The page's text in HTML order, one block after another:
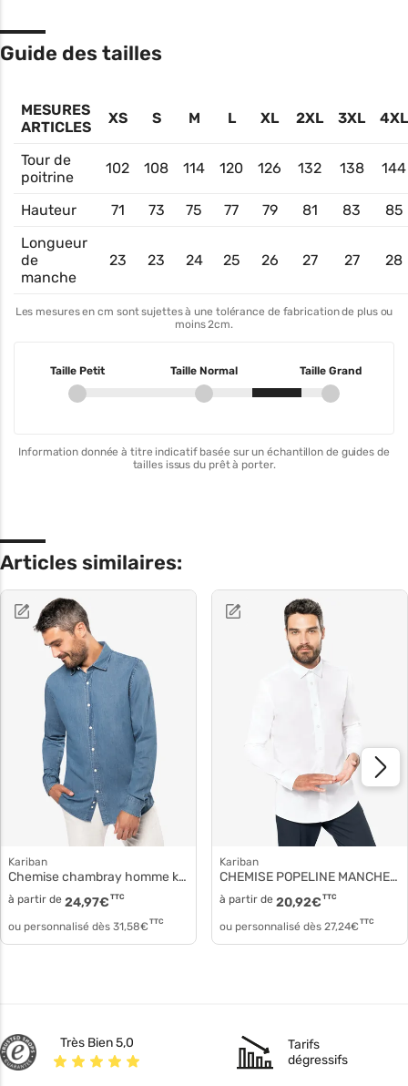
Guide des tailles
MESURES
ARTICLES
XS S M L XL 2XL 3XL 4XL
Tour de
poitrine
102 108 114 120 126 132 138 144
Hauteur 71 73 75 77 79 81 83
85
Longueur
de
manche
23 23 24 25 26 27 27 28
Les mesures en cm sont sujettes à une tolérance de fabrication de plus ou
moins 2cm.
Taille Petit Taille Normal Taille Grand
Information donnée à titre indicatif basée sur un échantillon de guides de
tailles issus du prêt à porter.
Articles similaires:
Kariban
Chemise chambray homme k512
à partir de 24,97€ TTC
ou personnalisé dès 31,58€ TTC
Kariban
CHEMISE POPELINE MANCHES LONGUES HOMME k513
à partir de 20,92€ TTC
ou personnalisé dès 27,24€ TTC
Très Bien 5,0
Tarifs
dégressifs